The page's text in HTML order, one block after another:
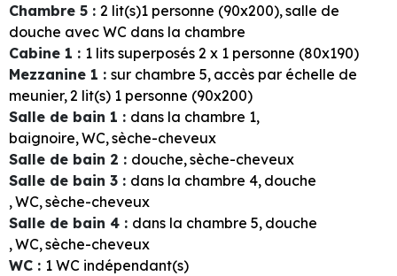
Chambre 5 : 2 lit(s)1 personne (90x200) salle de
douche avec WC dans la chambre
Cabine 1 : 1 lits superposés 2 x 1 personne (80x190)
Mezzanine 1 : sur chambre 5 accès par échelle de
meunier 2 lit(s) 1 personne (90x200)
Salle de bain 1 : dans la chambre 1
baignoire WC sèche-cheveux
Salle de bain 2 : douche sèche-cheveux
Salle de bain 3 : dans la chambre 4 douche
WC sèche-cheveux
Salle de bain 4 : dans la chambre 5 douche
WC sèche-cheveux
WC : 1 WC indépendant(s)